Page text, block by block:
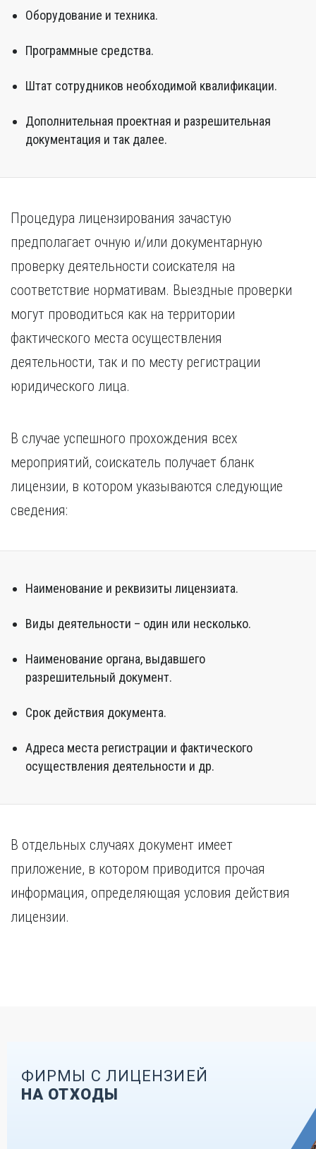
Оборудование и техника.
Программные средства.
Штат сотрудников необходимой квалификации.
Дополнительная проектная и разрешительная
документация и так далее.
Процедура лицензирования зачастую
предполагает очную и/или документарную
проверку деятельности соискателя на
соответствие нормативам. Выездные проверки
могут проводиться как на территории
фактического места осуществления
деятельности, так и по месту регистрации
юридического лица.
В случае успешного прохождения всех
мероприятий, соискатель получает бланк
лицензии, в котором указываются следующие
сведения:
Наименование и реквизиты лицензиата.
Виды деятельности – один или несколько.
Наименование органа, выдавшего
разрешительный документ.
Срок действия документа.
Адреса места регистрации и фактического
осуществления деятельности и др.
В отдельных случаях документ имеет
приложение, в котором приводится прочая
информация, определяющая условия действия
лицензии.
ФИРМЫ С ЛИЦЕНЗИЕЙ
НА ОТХОДЫ